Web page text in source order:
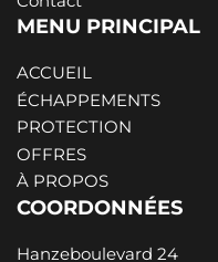
MENU PRINCIPAL
ACCUEIL
ÉCHAPPEMENTS
PROTECTION
OFFRES
À PROPOS
COORDONNÉES
Hanzeboulevard 24